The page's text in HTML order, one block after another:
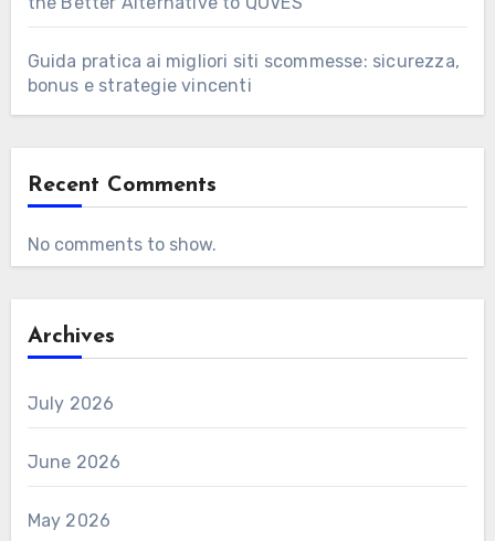
Guida pratica ai migliori siti scommesse: sicurezza,
bonus e strategie vincenti
Recent Comments
No comments to show.
Archives
July 2026
June 2026
May 2026